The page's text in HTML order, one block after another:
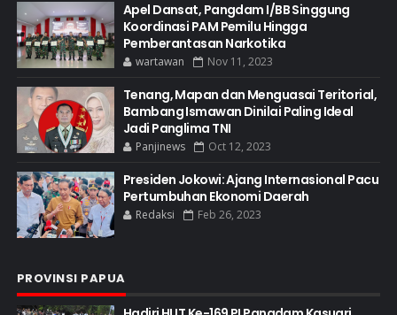
Apel Dansat, Pangdam I/BB Singgung
Koordinasi PAM Pemilu Hingga
Pemberantasan Narkotika
wartawan Nov 11, 2023
Tenang, Mapan dan Menguasai Teritorial,
Bambang Ismawan Dinilai Paling Ideal
Jadi Panglima TNI
Panjinews Oct 12, 2023
Presiden Jokowi: Ajang Internasional Pacu
Pertumbuhan Ekonomi Daerah
Redaksi Feb 26, 2023
PROVINSI PAPUA